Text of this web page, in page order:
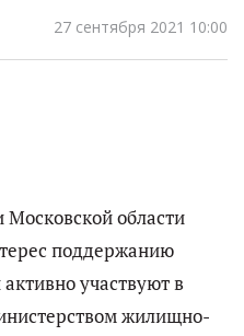
27 сентября 2021 10:00
области
поддержанию
участвуют в
жилищно-